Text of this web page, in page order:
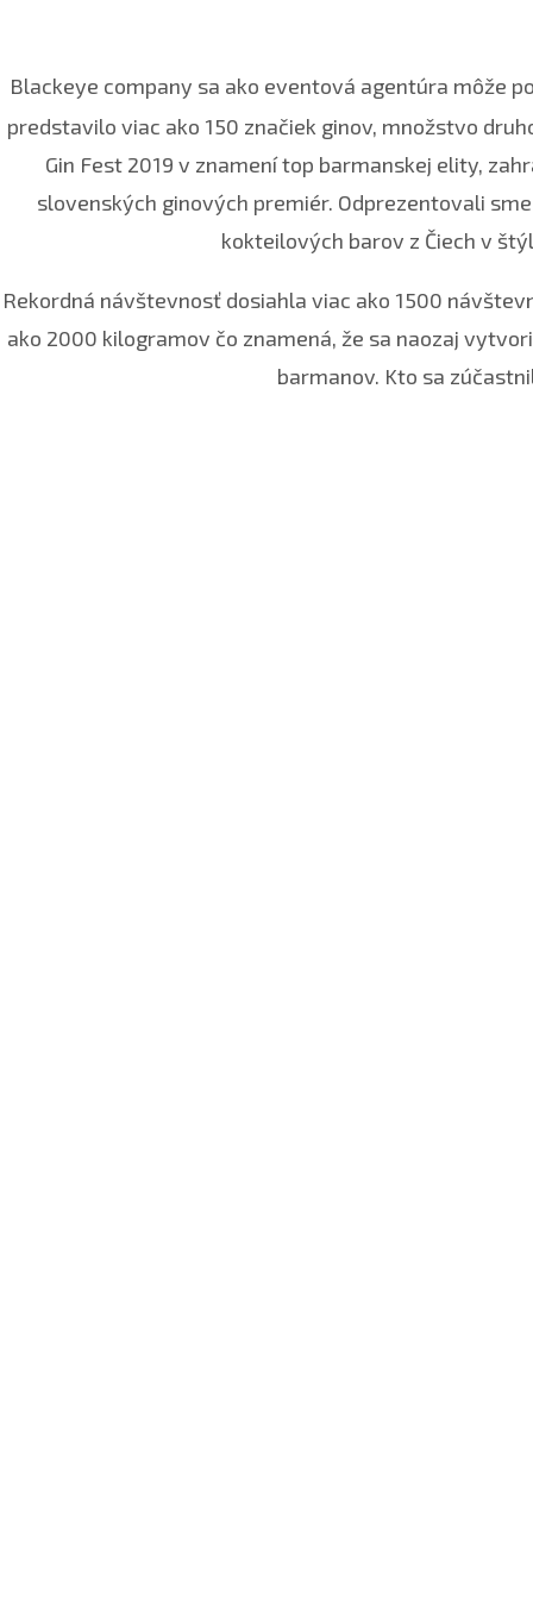
Blackeye company sa ako eventová agentúra môže
predstavilo viac ako 150 značiek ginov, množstvo
Gin Fest 2019 v znamení top barmanskej elity,
slovenských ginových premiér. Odprezentovali
kokteilových barov z Čiech v
Rekordná návštevnosť dosiahla viac ako 1500
ako 2000 kilogramov čo znamená, že sa naozaj
barmanov. Kto sa